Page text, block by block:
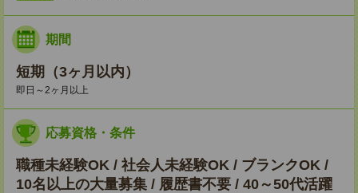
期間
短期（3ヶ月以内）
即日～2ヶ月以上
応募資格・条件
職種未経験OK / 社会人未経験OK / ブランクOK /
10名以上の大量募集 / 履歴書不要 / 40～50代活躍